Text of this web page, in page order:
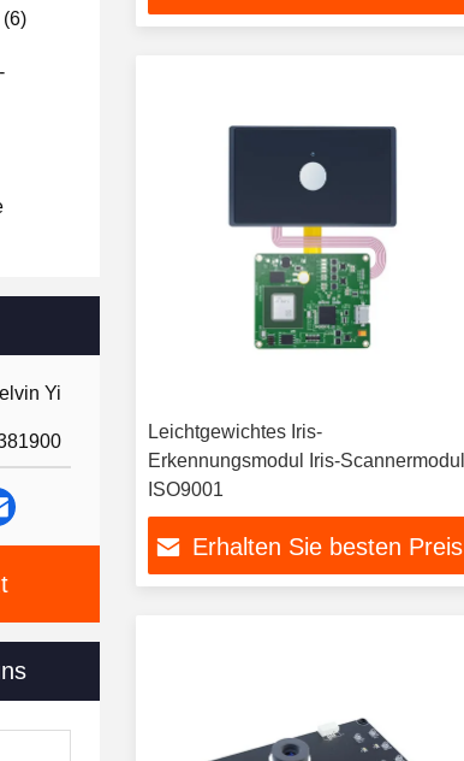
(6)
Yi
Leichtgewichtes Iris-
Erkennungsmodul Iris-Scannermodul
ISO9001
Erhalten Sie besten Preis